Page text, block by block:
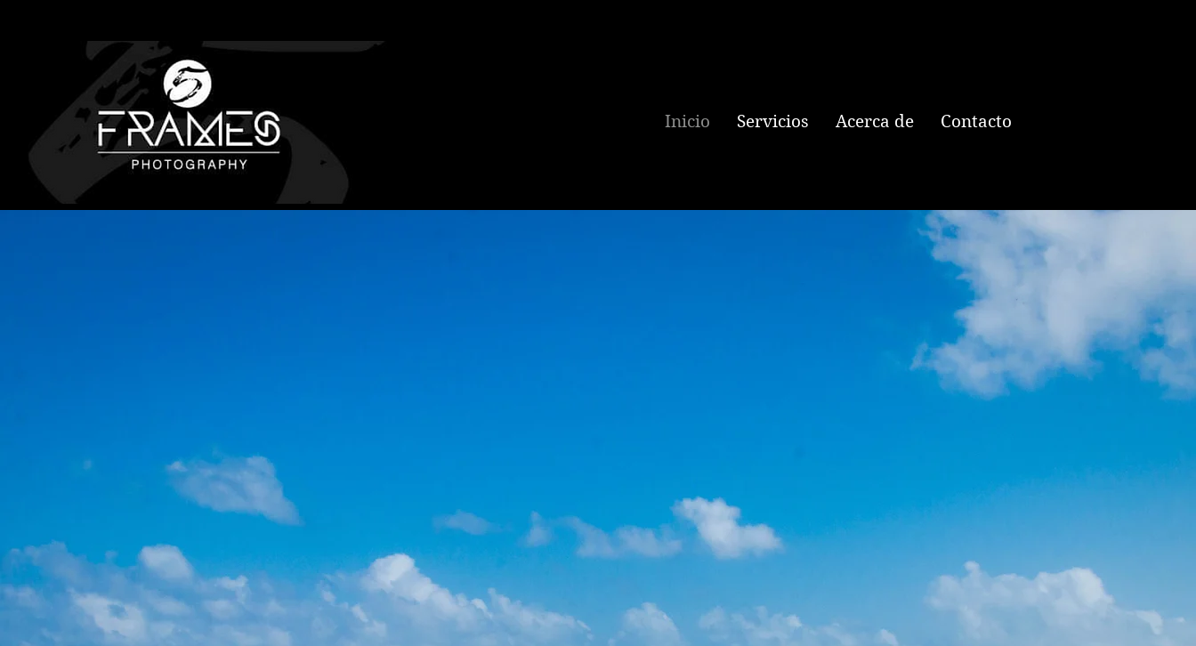
Inicio Servicios Acerca de Contacto